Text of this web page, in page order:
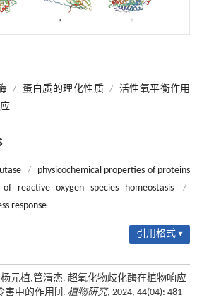
/ 蛋白质的理化性质 / 活性氧平衡作用
/
physicochemical properties of proteins
of reactive oxygen species homeostasis
/
response
引用格式 ▾
元植,管清杰. 超氧化物歧化酶在植物响应
害中的作用[J]. 植物研究, 2024, 44(04): 481-